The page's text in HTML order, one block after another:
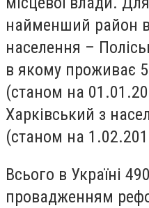
найменший район в
населення –
в якому проживає
(станом на
Харківський з
(станом на
Всього в Україні
провадженням